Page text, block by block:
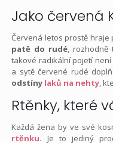
Jako červená
Červená letos prostě hraje
patě do rudé, rozhodně
takové radikální pojetí
a sytě červené rudé
odstíny laků na nehty,
Rtěnky, které
Každá žena by ve své
rtěnku. Je to jediný